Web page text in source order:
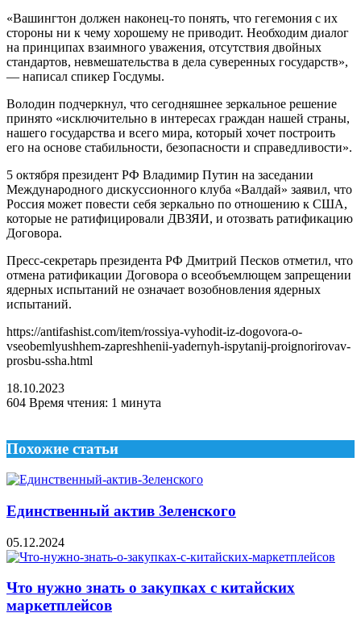
«Вашингтон должен наконец-то понять, что гегемония с их
стороны ни к чему хорошему не приводит. Необходим диалог
на принципах взаимного уважения, отсутствия двойных
стандартов, невмешательства в дела суверенных государств»,
— написал спикер Госдумы.
Володин подчеркнул, что сегодняшнее зеркальное решение
принято «исключительно в интересах граждан нашей страны,
нашего государства и всего мира, который хочет построить
его на основе стабильности, безопасности и справедливости».
5 октября президент РФ Владимир Путин на заседании
Международного дискуссионного клуба «Валдай» заявил, что
Россия может повести себя зеркально по отношению к США,
которые не ратифицировали ДВЗЯИ, и отозвать ратификацию
Договора.
Пресс-секретарь президента РФ Дмитрий Песков отметил, что
отмена ратификации Договора о всеобъемлющем запрещении
ядерных испытаний не означает возобновления ядерных
испытаний.
https://antifashist.com/item/rossiya-vyhodit-iz-dogovora-o-
vseobemlyushhem-zapreshhenii-yadernyh-ispytanij-proignorirovav-
prosbu-ssha.html
18.10.2023
604 Время чтения: 1 минута
Похожие статьи
Единственный актив Зеленского
05.12.2024
Что нужно знать о закупках с китайских
маркетплейсов